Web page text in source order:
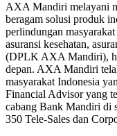
AXA Mandiri melayani
beragam solusi produk
perlindungan
asuransi kesehatan,
(DPLK AXA Mandiri),
depan. AXA Mandiri
masyarakat Indonesia
Financial Advisor yang
cabang Bank Mandiri di
350 Tele-Sales dan